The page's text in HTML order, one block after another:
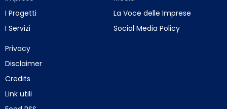
I Progetti
I Servizi
La Voce delle Imprese
Social Media Policy
Privacy
Disclaimer
Credits
Link utili